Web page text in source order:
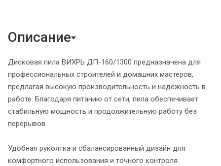
Описание
Дисковая пила ВИХРЬ ДП-160/1300 предназначена для
профессиональных строителей и домашних мастеров,
предлагая высокую производительность и надежность в
работе. Благодаря питанию от сети, пила обеспечивает
стабильную мощность и продолжительную работу без
перерывов.
Удобная рукоятка и сбалансированный дизайн для
комфортного использования и точного контроля.